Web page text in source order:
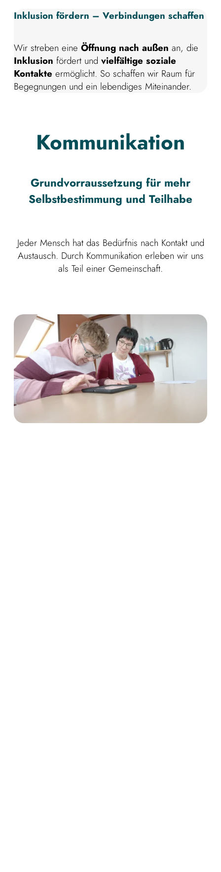
Inklusion fördern – Verbindungen schaffen
Wir streben eine Öffnung nach außen an, die
Inklusion fördert und vielfältige soziale
Kontakte ermöglicht. So schaffen wir Raum für
Begegnungen und ein lebendiges Miteinander.
Kommunikation
Grundvorraussetzung für mehr
Selbstbestimmung und Teilhabe
Jeder Mensch hat das Bedürfnis nach Kontakt und
Austausch. Durch Kommunikation erleben wir uns
als Teil einer Gemeinschaft.